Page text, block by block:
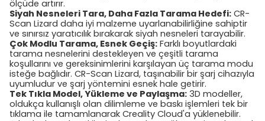
ölçüde artırır.
Siyah Nesneleri Tara, Daha Fazla Tarama Hedefi: CR-
Scan Lizard daha iyi malzeme uyarlanabilirliğine sahiptir
ve sınırsız yaratıcılık bırakarak siyah nesneleri tarayabilir.
Çok Modlu Tarama, Esnek Geçiş: Farklı boyutlardaki
tarama nesnelerini destekleyen ve çeşitli tarama
koşullarını ve gereksinimlerini karşılayan üç tarama modu
isteğe bağlıdır. CR-Scan Lizard, taşınabilir bir şarj cihazıyla
uyumludur ve şarj yöntemini esnek hale getirir.
Tek Tıkla Model, Yükleme ve Paylaşma: 3D modeller,
oldukça kullanışlı olan dilimleme ve baskı işlemleri tek bir
tıklama ile tamamlanarak Creality Cloud'a yüklenebilir.